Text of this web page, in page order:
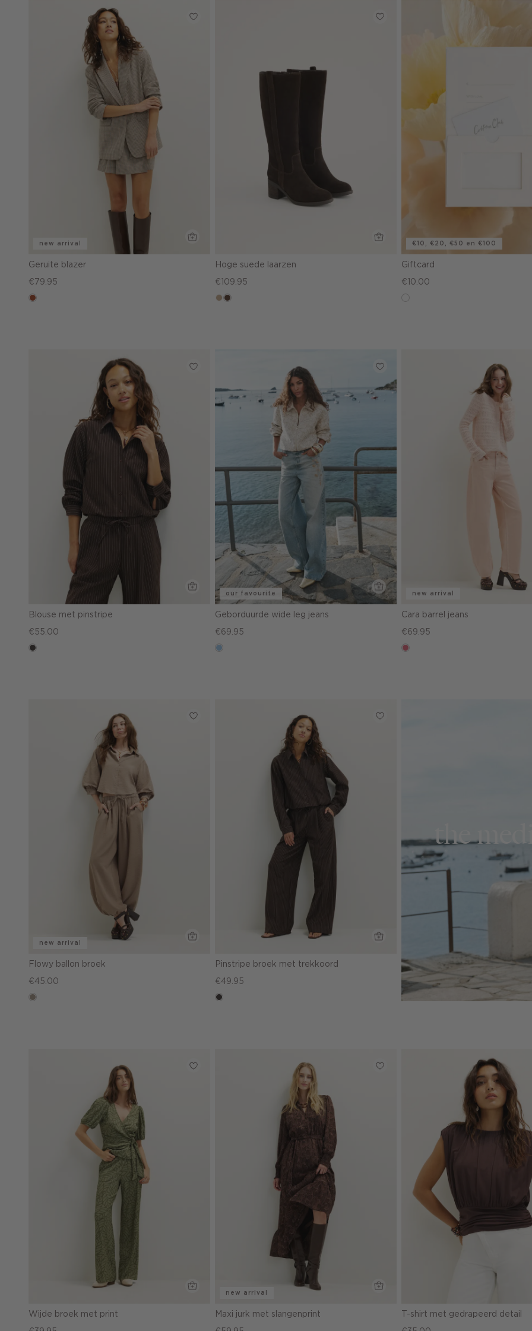
new arrival
Geruite blazer
€79.95
bruin
Hoge suede laarzen
€109.95
zanddonkerbruin
€10, €20, €50 en €100
Giftcard
€10.00
Blouse met pinstripe
€55.00
choco
our favourite
Geborduurde wide leg jeans
€69.95
blauw,
new arrival
Cara barrel jeans
€69.95
rose,
new arrival
Flowy ballon broek
€45.00
taupe,
Pinstripe broek met trekkoord
€49.95
choco
the
Wijde broek met print
new arrival
Maxi jurk met slangenprint T-shirt met gedrapeerd detail